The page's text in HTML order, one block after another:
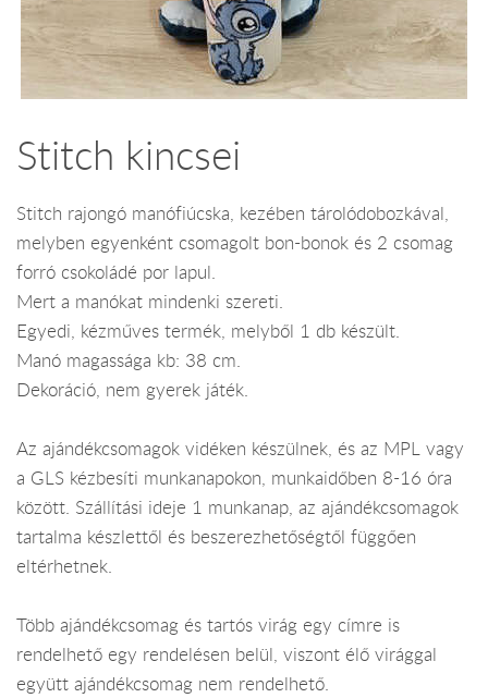
Stitch kincsei
Stitch rajongó manófiúcska, kezében tárolódobozkával,
melyben egyenként csomagolt bon-bonok és 2 csomag
forró csokoládé por lapul.
Mert a manókat mindenki szereti.
Egyedi, kézműves termék, melyből 1 db készült.
Manó magassága kb: 38 cm.
Dekoráció, nem gyerek játék.
Az ajándékcsomagok vidéken készülnek, és az MPL vagy
a GLS kézbesíti munkanapokon, munkaidőben 8-16 óra
között. Szállítási ideje 1 munkanap, az ajándékcsomagok
tartalma készlettől és beszerezhetőségtől függően
eltérhetnek.
Több ajándékcsomag és tartós virág egy címre is
rendelhető egy rendelésen belül, viszont élő virággal
együtt ajándékcsomag nem rendelhető.